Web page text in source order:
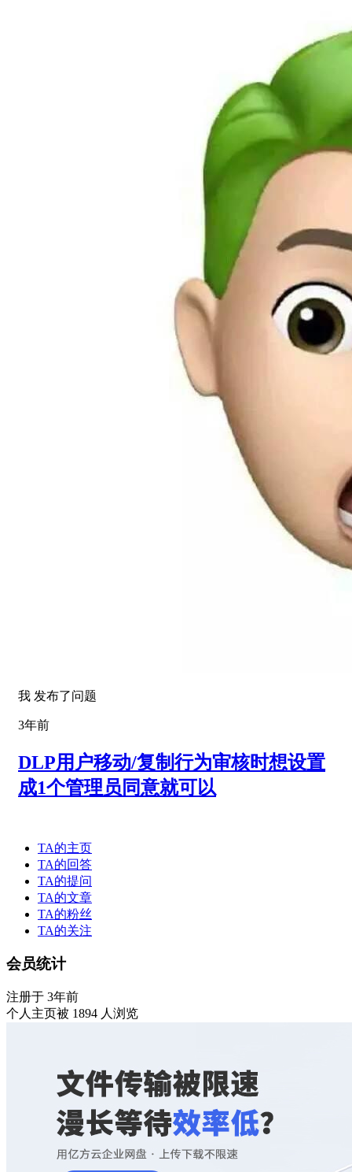
我 发布了问题
3年前
DLP用户移动/复制行为审核时想设置
成1个管理员同意就可以
TA的主页
TA的回答
TA的提问
TA的文章
TA的粉丝
TA的关注
会员统计
注册于 3年前
个人主页被 1894 人浏览